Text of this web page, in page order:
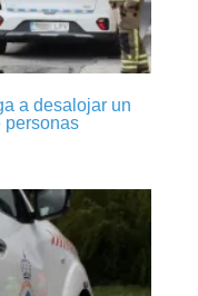
a desalojar un
personas